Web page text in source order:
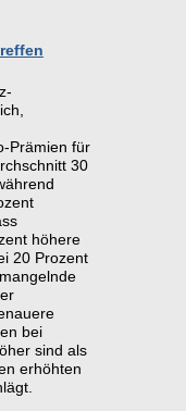
Prämien für
30
höhere
20 Prozent
bei
sind als
erhöhten